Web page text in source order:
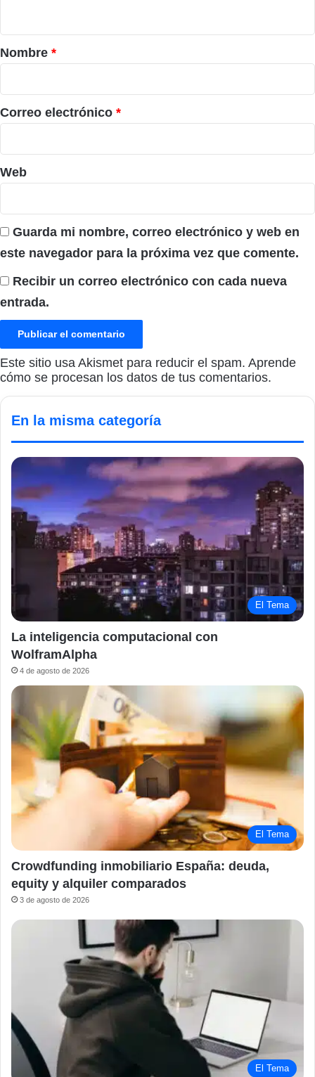
r
i
o
*
Nombre *
Correo electrónico *
Web
Guarda mi nombre, correo electrónico y web en
este navegador para la próxima vez que comente.
Recibir un correo electrónico con cada nueva
entrada.
Este sitio usa Akismet para reducir el spam. Aprende
cómo se procesan los datos de tus comentarios.
En la misma categoría
El Tema
La inteligencia computacional con
WolframAlpha
4 de agosto de 2026
El Tema
Crowdfunding inmobiliario España: deuda,
equity y alquiler comparados
3 de agosto de 2026
El Tema